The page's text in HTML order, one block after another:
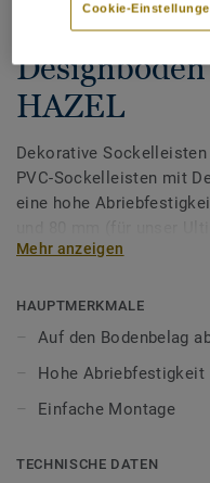
Dekorative
HAZEL
Dekorative
PVC-Sockelleisten mit
eine hohe
unsere Designböden
Mehr anzeigen
HAUPTMERKMALE
Auf den Bodenbelag
Hohe Abriebfestigkeit
Einfache Montage
TECHNISCHE DATEN
Cookie-